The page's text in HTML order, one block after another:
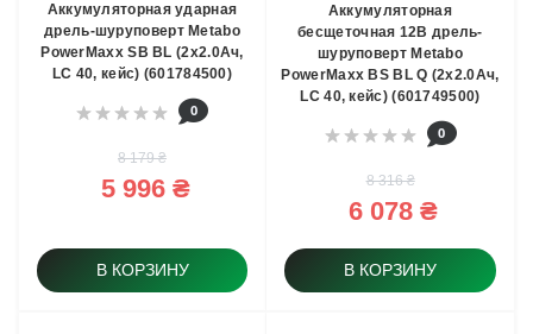
Аккумуляторная ударная
дрель-шуруповерт Metabo
PowerMaxx SB BL (2x2.0Ач,
LC 40, кейс) (601784500)
0
8 179 ₴
5 996 ₴
В КОРЗИНУ
Аккумуляторная
бесщеточная 12В дрель-
шуруповерт Metabo
PowerMaxx BS BL Q (2x2.0Ач,
LC 40, кейс) (601749500)
0
8 316 ₴
6 078 ₴
В КОРЗИНУ